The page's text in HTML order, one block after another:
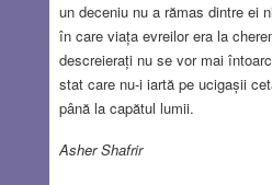
un deceniu nu a rămas dintre ei
în care viața evreilor era la
descreierați nu se vor mai
stat care nu-i iartă pe ucigașii
până la capătul lumii.
Asher Shafrir